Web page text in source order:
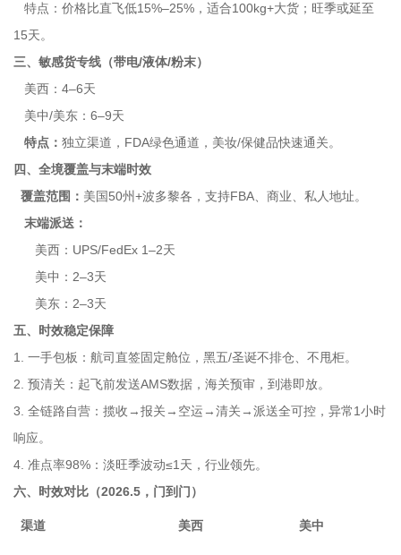
特点：价格比直飞低15%–25%，适合100kg+大货；旺季或延至
15天。
三、敏感货专线（带电/液体/粉末）
美西：4–6天
美中/美东：6–9天
特点： 独立渠道，FDA绿色通道，美妆/保健品快速通关。
四、全境覆盖与末端时效
覆盖范围： 美国50州+波多黎各，支持FBA、商业、私人地址。
末端派送：
美西：UPS/FedEx 1–2天
美中：2–3天
美东：2–3天
五、时效稳定保障
1. 一手包板：航司直签固定舱位，黑五/圣诞不排仓、不甩柜。
2. 预清关：起飞前发送AMS数据，海关预审，到港即放。
3. 全链路自营：揽收→报关→空运→清关→派送全可控，异常1小时
响应。
4. 准点率98%：淡旺季波动≤1天，行业领先。
六、时效对比（2026.5，门到门）
渠道 美西 美中